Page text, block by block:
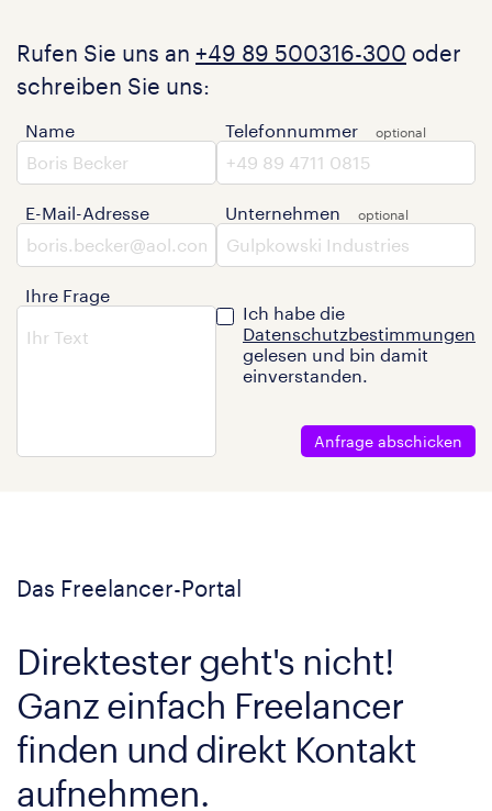
Rufen Sie uns an +49 89 500316-300 oder
schreiben Sie uns:
Name
E-Mail-Adresse
Ihre Frage
Telefonnummer
Unternehmen
Ich habe die
Datenschutzbestimmungen
gelesen und bin damit
einverstanden.
Anfrage abschicken
Das Freelancer-Portal
Direktester geht's nicht!
Ganz einfach Freelancer
finden und direkt Kontakt
aufnehmen.